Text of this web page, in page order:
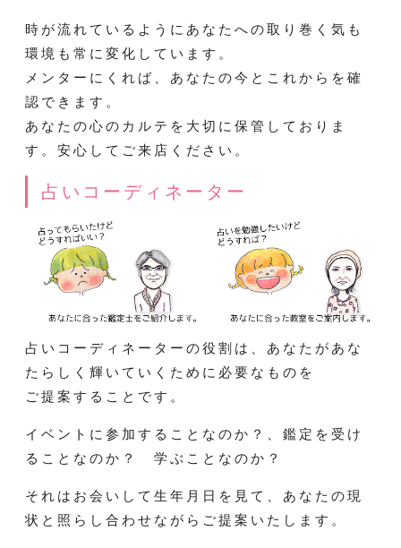
時が流れているようにあなたへの取り巻く気も
環境も常に変化しています。
メンターにくれば、あなたの今とこれからを確
認できます。
あなたの心のカルテを大切に保管しておりま
す。安心してご来店ください。
占いコーディネーター
占いコーディネーターの役割は、あなたがあな
たらしく輝いていくために必要なものを
ご提案することです。
イベントに参加することなのか？、鑑定を受け
ることなのか？ 学ぶことなのか？
それはお会いして生年月日を見て、あなたの現
状と照らし合わせながらご提案いたします。